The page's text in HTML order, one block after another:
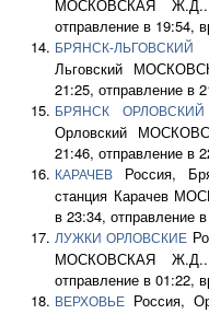
МОСКОВСКАЯ
отправление в 19:54,
БРЯНСК-ЛЬГОВСКИЙ
Льговский
21:25, отправление в
БРЯНСК ОРЛОВСКИЙ
Орловский
21:46, отправление в
КАРАЧЕВ
Россия,
станция Карачев
в 23:34, отправление
ЛУЖКИ ОРЛОВСКИЕ
МОСКОВСКАЯ
отправление в 01:22,
ВЕРХОВЬЕ
Россия,